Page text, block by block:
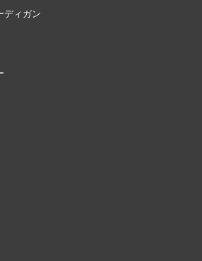
ディガン